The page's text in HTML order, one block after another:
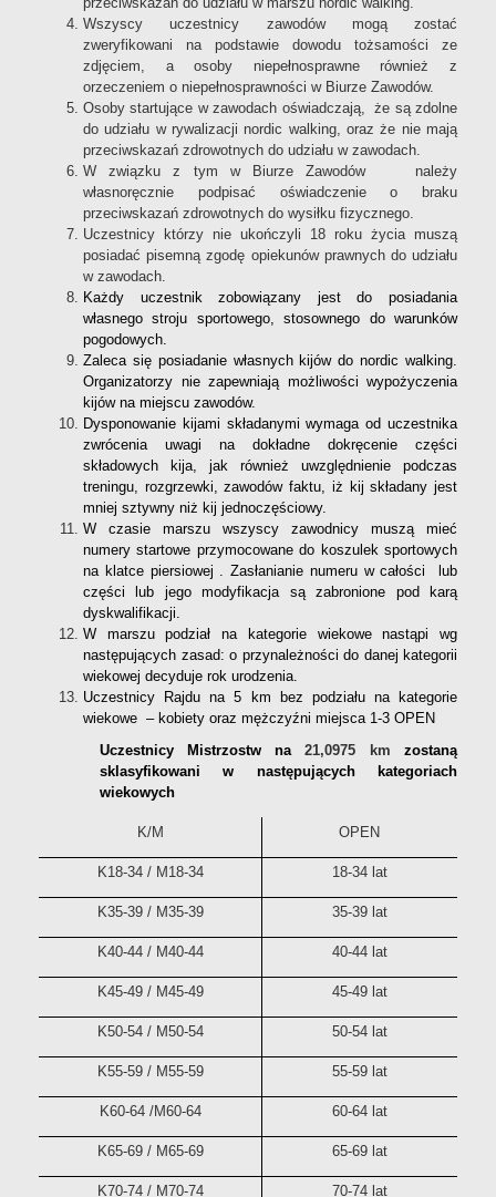
Wszyscy uczestnicy zawodów mogą zostać
zweryfikowani na podstawie dowodu tożsamości ze
zdjęciem, a osoby niepełnosprawne również z
orzeczeniem o niepełnosprawności w Biurze Zawodów.
Osoby startujące w zawodach oświadczają, że są zdolne
do udziału w rywalizacji nordic walking, oraz że nie mają
przeciwskazań zdrowotnych do udziału w zawodach.
W związku z tym w Biurze Zawodów należy
własnoręcznie podpisać oświadczenie o braku
przeciwskazań zdrowotnych do wysiłku fizycznego.
Uczestnicy którzy nie ukończyli 18 roku życia muszą
posiadać pisemną zgodę opiekunów prawnych do udziału
w zawodach.
Każdy uczestnik zobowiązany jest do posiadania
własnego stroju sportowego, stosownego do warunków
pogodowych.
Zaleca się posiadanie własnych kijów do nordic walking.
Organizatorzy nie zapewniają możliwości wypożyczenia
kijów na miejscu zawodów.
Dysponowanie kijami składanymi wymaga od uczestnika
zwrócenia uwagi na dokładne dokręcenie części
składowych kija, jak również uwzględnienie podczas
treningu, rozgrzewki, zawodów faktu, iż kij składany jest
mniej sztywny niż kij jednoczęściowy.
W czasie marszu wszyscy zawodnicy muszą mieć
numery startowe przymocowane do koszulek sportowych
na klatce piersiowej . Zasłanianie numeru w całości lub
części lub jego modyfikacja są zabronione pod karą
dyskwalifikacji.
W marszu podział na kategorie wiekowe nastąpi wg
następujących zasad: o przynależności do danej kategorii
wiekowej decyduje rok urodzenia.
Uczestnicy Rajdu na 5 km bez podziału na kategorie
wiekowe – kobiety oraz mężczyźni miejsca 1-3 OPEN
Uczestnicy Mistrzostw na21,0975 km zostaną
sklasyfikowani w następujących kategoriach
wiekowych
K/M OPEN
K18-34 / M18-34 18-34 lat
K35-39 / M35-39 35-39 lat
K40-44 / M40-44 40-44 lat
K45-49 / M45-49 45-49 lat
K50-54 / M50-54 50-54 lat
K55-59 / M55-59 55-59 lat
K60-64 /M60-64 60-64 lat
K65-69 / M65-69 65-69 lat
K70-74 / M70-74 70-74 lat